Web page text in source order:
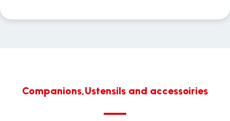
Companions,Ustensils and accessoiries